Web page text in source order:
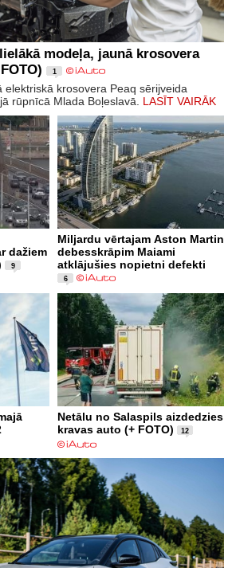
modeļa, jaunā krosovera
1
elektriskā krosovera Peaq sērijveida
rūpnīcā Mlada Boļeslavā. LASĪT VAIRĀK
dažiem
9
Miljardu vērtajam Aston Martin
debesskrāpim Maiami
atklājušies nopietni defekti
6
Netālu no Salaspils aizdedzies
kravas auto (+ FOTO)
12